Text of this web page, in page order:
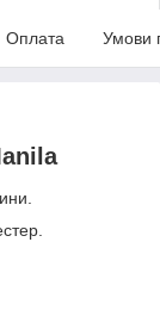
Оплата Умови